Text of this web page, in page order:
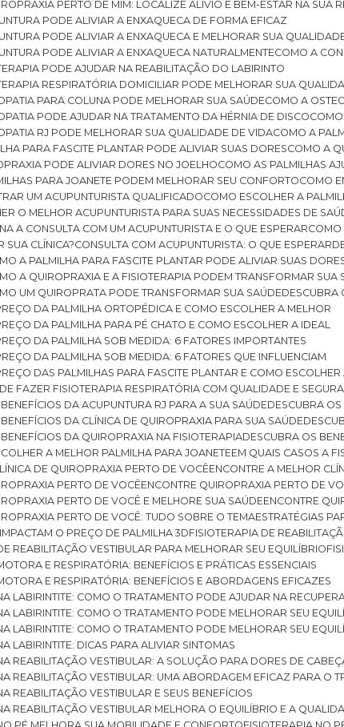
PERTO DE MIM: LOCALIZE ALÍVIO E BEM-ESTAR NA SUA
PODE ALIVIAR A ENXAQUECA DE FORMA EFICAZ
PODE ALIVIAR A ENXAQUECA E MELHORAR SUA
PODE ALIVIAR A ENXAQUECA NATURALMENTE
COMO A
PODE AJUDAR NA REABILITAÇÃO DO LABIRINTO
RESPIRATÓRIA DOMICILIAR PODE MELHORAR SUA
PARA COLUNA PODE MELHORAR SUA SAÚDE
COMO A
PODE AJUDAR NA TRATAMENTO DA HÉRNIA DE DISCO
RJ PODE MELHORAR SUA QUALIDADE DE VIDA
COMO A
PARA FASCITE PLANTAR PODE ALIVIAR SUAS DORES
COMO A
PODE ALIVIAR DORES NO JOELHO
COMO AS PALMILHAS
PARA JOANETE PODEM MELHORAR SEU CONFORTO
COMO
UM ACUPUNTURISTA QUALIFICADO
COMO ESCOLHER A
O MELHOR ACUPUNTURISTA PARA SUAS NECESSIDADES DE
A CONSULTA COM UM ACUPUNTURISTA E O QUE ESPERAR
SUA CLÍNICA?
CONSULTA COM ACUPUNTURISTA: O QUE ESPERAR
A PALMILHA PARA FASCITE PLANTAR PODE ALIVIAR SUAS
A QUIROPRAXIA E A FISIOTERAPIA PODEM TRANSFORMAR SUA
UM QUIROPRATA PODE TRANSFORMAR SUA SAÚDE
DA PALMILHA ORTOPÉDICA E COMO ESCOLHER A MELHOR
DA PALMILHA PARA PÉ CHATO E COMO ESCOLHER A IDEAL
DA PALMILHA SOB MEDIDA: 6 FATORES IMPORTANTES
DA PALMILHA SOB MEDIDA: 6 FATORES QUE INFLUENCIAM
DAS PALMILHAS PARA FASCITE PLANTAR E COMO
FAZER FISIOTERAPIA RESPIRATÓRIA COM QUALIDADE E
BENEFÍCIOS DA ACUPUNTURA RJ PARA A SUA SAÚDE
DESCUBRA
BENEFÍCIOS DA CLÍNICA DE QUIROPRAXIA PARA SUA SAÚDE
BENEFÍCIOS DA QUIROPRAXIA NA FISIOTERAPIA
DESCUBRA OS
A MELHOR PALMILHA PARA JOANETE EM QUAIS CASOS A
DE QUIROPRAXIA PERTO DE VOCÊ ENCONTRE A MELHOR
PERTO DE VOCÊ ENCONTRE QUIROPRAXIA PERTO DE
PERTO DE VOCÊ E MELHORE SUA SAÚDE ENCONTRE
PERTO DE VOCÊ: TUDO SOBRE O TEMA ESTRATÉGIAS
IMPACTAM O PREÇO DE PALMILHA 3D
FISIOTERAPIA DE
REABILITAÇÃO VESTIBULAR PARA MELHORAR SEU EQUILÍBRIO
E RESPIRATÓRIA: BENEFÍCIOS E PRÁTICAS ESSENCIAIS
E RESPIRATÓRIA: BENEFÍCIOS E ABORDAGENS EFICAZES
LABIRINTITE: COMO O TRATAMENTO PODE AJUDAR NA
LABIRINTITE: COMO O TRATAMENTO PODE MELHORAR SEU
LABIRINTITE: COMO O TRATAMENTO PODE MELHORAR SEU
LABIRINTITE: DICAS PARA ALIVIAR SINTOMAS
REABILITAÇÃO VESTIBULAR: A SOLUÇÃO PARA DORES DE
REABILITAÇÃO VESTIBULAR: UMA ABORDAGEM EFICAZ PARA O
REABILITAÇÃO VESTIBULAR E SEUS BENEFÍCIOS
REABILITAÇÃO VESTIBULAR MELHORA O EQUILÍBRIO E A